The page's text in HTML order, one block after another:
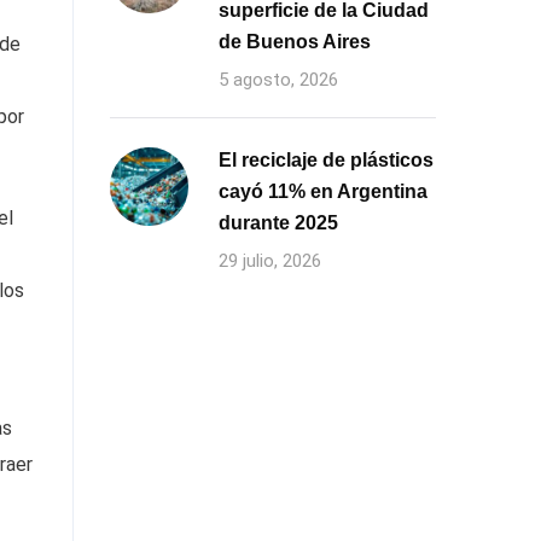
superficie de la Ciudad
de Buenos Aires
5 agosto, 2026
El reciclaje de plásticos
cayó 11% en Argentina
durante 2025
29 julio, 2026